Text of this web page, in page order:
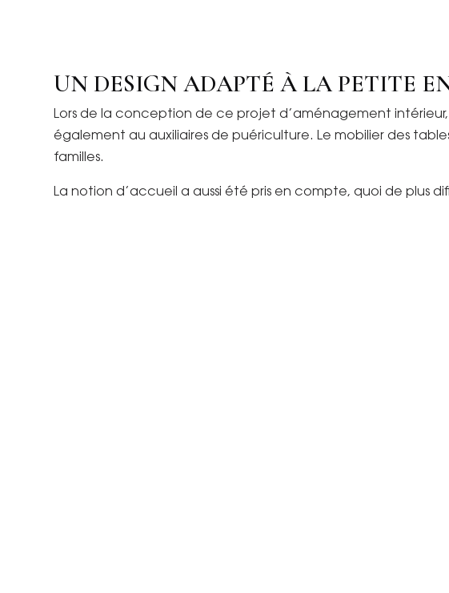
UN DESIGN ADAPTÉ À LA PETITE
Lors de la conception de ce projet d’aménagement
également au auxiliaires de puériculture. Le mobilier des
familles.
La notion d’accueil a aussi été pris en compte, quoi de plus